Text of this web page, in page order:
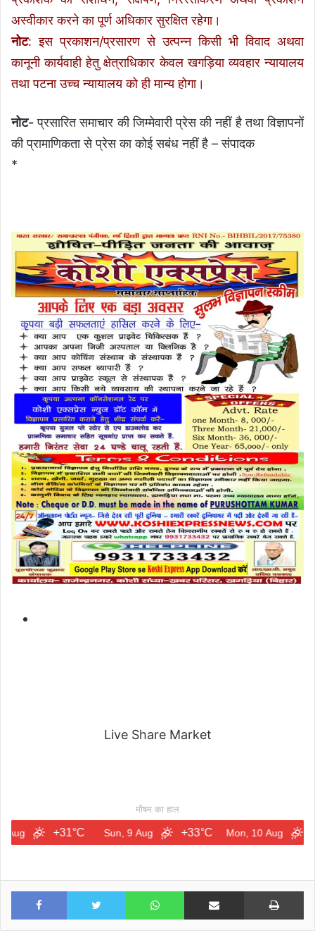
अस्वीकार करने का पूर्ण अधिकार सुरक्षित रहेगा।
नोट: इस प्रकाशन/प्रसारण से उत्पन्न किसी भी विवाद अथवा
कानूनी कार्यवाही हेतु क्षेत्राधिकार केवल खगड़िया व्यवहार न्यायालय
तथा पटना उच्च न्यायालय को ही मान्य होगा।
नोट-प्रसारित समाचार की जिम्मेवारी प्रेस की नहीं है तथा विज्ञापनों
की प्रामाणिकता से प्रेस का कोई सबंध नहीं है – संपादक
*
Live Share Market
मौषम का हाल
+31°C Sun, 9 Aug +33°C Mon, 10 Aug +32°C
Facebook Twitter WhatsApp Share via Email Print